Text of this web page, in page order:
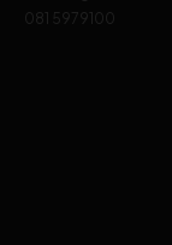
081 5979100